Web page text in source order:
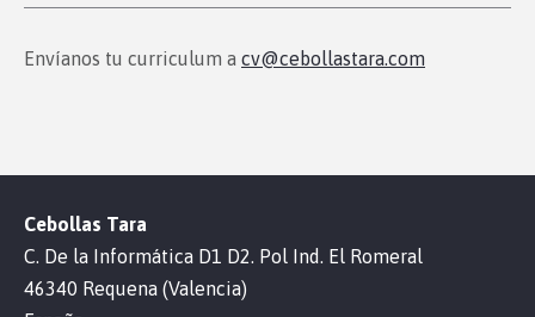
Envíanos tu curriculum a cv@cebollastara.com
Cebollas Tara
C. De la Informática D1 D2. Pol Ind. El Romeral
46340 Requena (Valencia)